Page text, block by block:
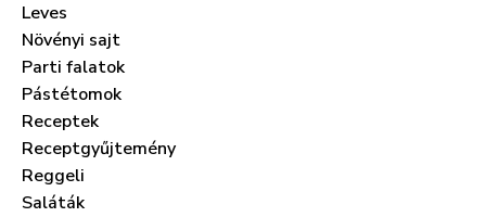
Leves
Növényi sajt
Parti falatok
Pástétomok
Receptek
Receptgyűjtemény
Reggeli
Saláták